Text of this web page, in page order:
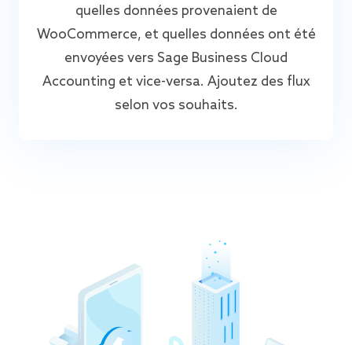
quelles données provenaient de
WooCommerce, et quelles données ont été
envoyées vers Sage Business Cloud
Accounting et vice-versa. Ajoutez des flux
selon vos souhaits.